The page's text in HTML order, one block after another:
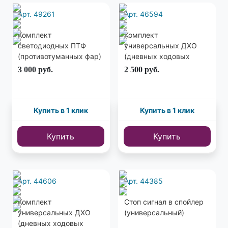
Арт. 49261
Комплект
светодиодных ПТФ
(противотуманных фар)
с 7ю линзами 89мм
3 000 руб.
Купить в 1 клик
Купить
Арт. 46594
Комплект
универсальных ДХО
(дневных ходовых
огней) с функцией
2 500 руб.
Купить в 1 клик
Купить
Арт. 44606
Комплект
универсальных ДХО
(дневных ходовых
Арт. 44385
Стоп сигнал в спойлер
(универсальный)